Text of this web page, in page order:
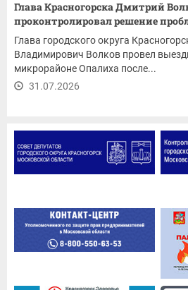
Глава Красногорска Дмитрий
проконтролировал решение
ремонт...
Глава городского округа
Владимирович Волков провел
микрорайоне Опалиха после...
31.07.2026